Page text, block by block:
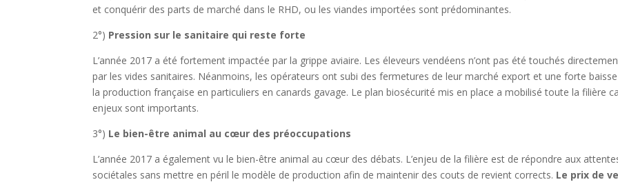
et conquérir des parts de marché dans le RHD, ou les viandes importées sont prédominantes.
2°) Pression sur le sanitaire qui reste forte
L’année 2017 a été fortement impactée par la grippe aviaire. Les éleveurs vendéens n’ont pas été touchés
par les vides sanitaires. Néanmoins, les opérateurs ont subi des fermetures de leur marché export et une forte
la production française en particuliers en canards gavage. Le plan biosécurité mis en place a mobilisé toute la filière
enjeux sont importants.
3°) Le bien-être animal au cœur des préoccupations
L’année 2017 a également vu le bien-être animal au cœur des débats. L’enjeu de la filière est de répondre aux
sociétales sans mettre en péril le modèle de production afin de maintenir des couts de revient corrects. Le prix de